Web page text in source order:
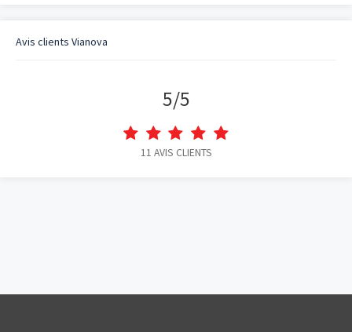
Avis clients Vianova
5/5
11 AVIS CLIENTS